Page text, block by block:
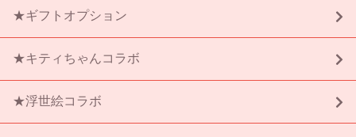
★ギフトオプション
★キティちゃんコラボ
★浮世絵コラボ